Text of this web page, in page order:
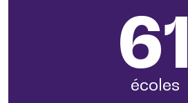
61
écoles